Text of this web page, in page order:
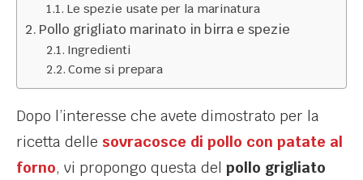
Le spezie usate per la marinatura
Pollo grigliato marinato in birra e spezie
Ingredienti
Come si prepara
Dopo l’interesse che avete dimostrato per la
ricetta delle sovracosce di pollo con patate al
forno, vi propongo questa del pollo grigliato